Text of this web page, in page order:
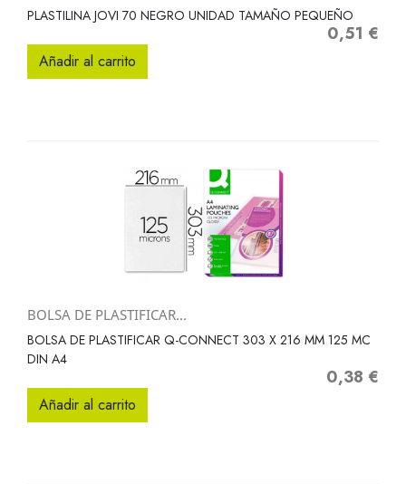
PLASTILINA JOVI 70 NEGRO UNIDAD TAMAÑO PEQUEÑO
Precio
0,51 €
Añadir al carrito
BOLSA DE PLASTIFICAR...
BOLSA DE PLASTIFICAR Q-CONNECT 303 X 216 MM 125 MC
DIN A4
Precio
0,38 €
Añadir al carrito